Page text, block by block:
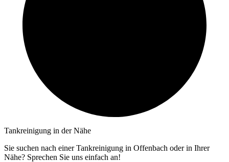
Tankreinigung in der Nähe
Sie suchen nach einer Tankreinigung in Offenbach oder in Ihrer
Nähe? Sprechen Sie uns einfach an!